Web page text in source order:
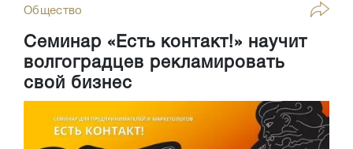
Общество
Семинар «Есть контакт!» научит
волгоградцев рекламировать
свой бизнес